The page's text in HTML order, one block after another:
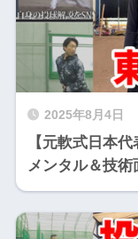
2025年8月4日
【元軟式日本
メンタル＆技術